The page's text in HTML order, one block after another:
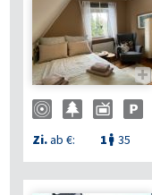

Zi.ab €: 1  35